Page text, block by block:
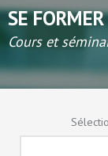
SE FORMER
Cours et